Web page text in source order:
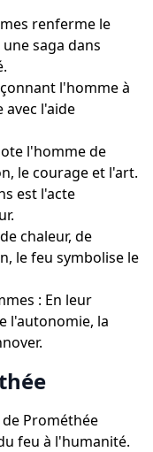
renferme le
saga dans
l'homme à
avec l'aide
l'homme de
le courage et l'art.
est l'acte
chaleur, de
le feu symbolise le
: En leur
l'autonomie, la
Prométhée
feu à l'humanité.